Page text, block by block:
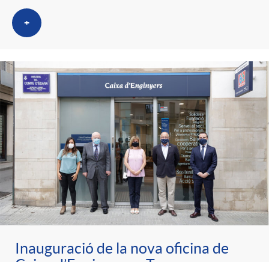
l
a
d
e
p
r
c
a
t
e
g
o
r
d
o
A
n
c
l
a
d
o
r
d
e
c
o
+
Inauguració de la nova oficina de